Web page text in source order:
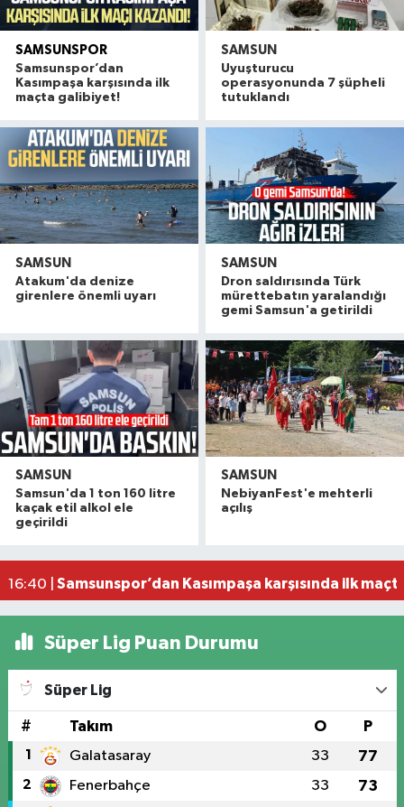
SAMSUNSPOR
Samsunspor’dan
Kasımpaşa karşısında ilk
maçta galibiyet!
SAMSUN
Uyuşturucu
operasyonunda 7 şüpheli
tutuklandı
SAMSUN
Atakum'da denize
girenlere önemli uyarı
SAMSUN
Dron saldırısında Türk
mürettebatın yaralandığı
gemi Samsun'a getirildi
SAMSUN
Samsun'da 1 ton 160 litre
kaçak etil alkol ele
geçirildi
SAMSUN
NebiyanFest'e mehterli
açılış
10:19 |Samsunspor Teknik Direktörü Thorsten Fink,
10:10 | 146 yıldır Karadeniz'de denizcilere yol
19:58 | Havza'da 11 yıl 8 ay hapis cezasıyla aranan
16:40 | Samsunspor’dan Kasımpaşa karşısında ilk
Süper Lig Puan Durumu
Süper Lig
# Takım O P
1 Galatasaray 33 77
2 Fenerbahçe 33 73